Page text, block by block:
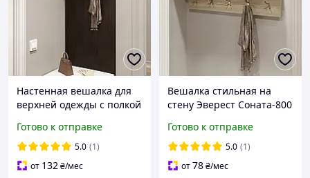
Настенная вешалка для
верхней одежды с полкой
двойными крючками для
прихожей
Готово к отправке
5.0 (1)
от 132₴/мес
Вешалка стильная на
стену Эверест Соната-800
Вешалка прихожая
модульная
Готово к отправке
5.0 (1)
от78₴/мес